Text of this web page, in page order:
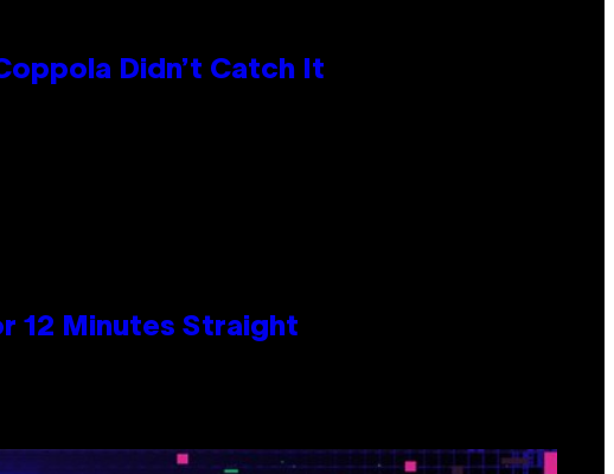
Didn’t Catch It
12 Minutes Straight